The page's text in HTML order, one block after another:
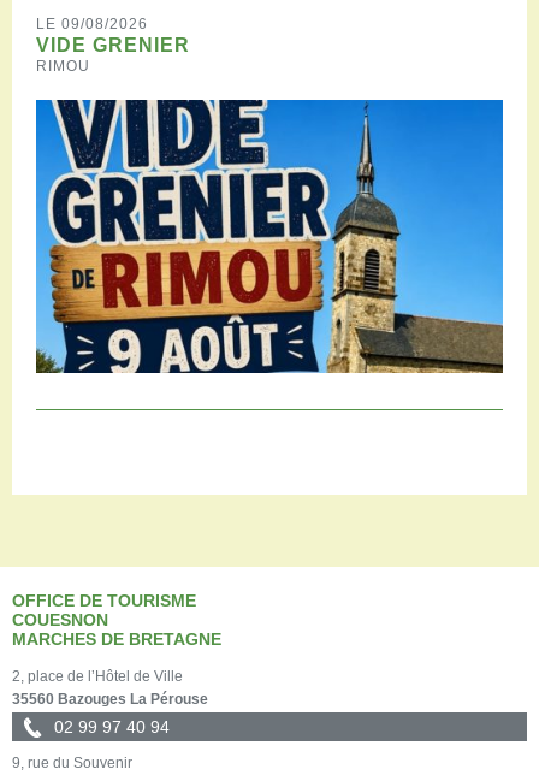
LE 09/08/2026
VIDE GRENIER
RIMOU
OFFICE DE TOURISME
COUESNON
MARCHES DE BRETAGNE
2, place de l’Hôtel de Ville
35560 Bazouges La Pérouse
02 99 97 40 94
9, rue du Souvenir